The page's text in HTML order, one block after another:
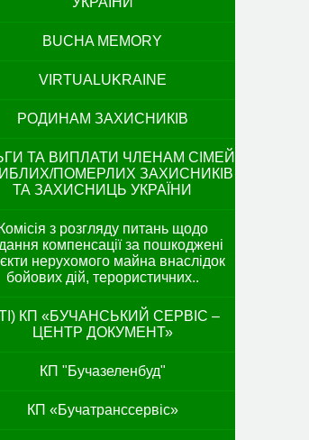
BUCHA MEMORY
VIRTUALUKRAINE
РОДИНАМ ЗАХИСНИКІВ
ТА ВИПЛАТИ ЧЛЕНАМ СІМЕЙ
ПОМЕРЛИХ ЗАХИСНИКІВ
ТА ЗАХИСНИЦЬ УКРАЇНИ
Комісія з розгляду питань щодо
компенсації за пошкоджені
нерухомого майна внаслідок
бойових дій, терористичних..
КП «БУЧАНСЬКИЙ СЕРВІС –
ЦЕНТР ДОКУМЕНТ»
КП "Бучазеленбуд"
КП «Бучатранссервіс»